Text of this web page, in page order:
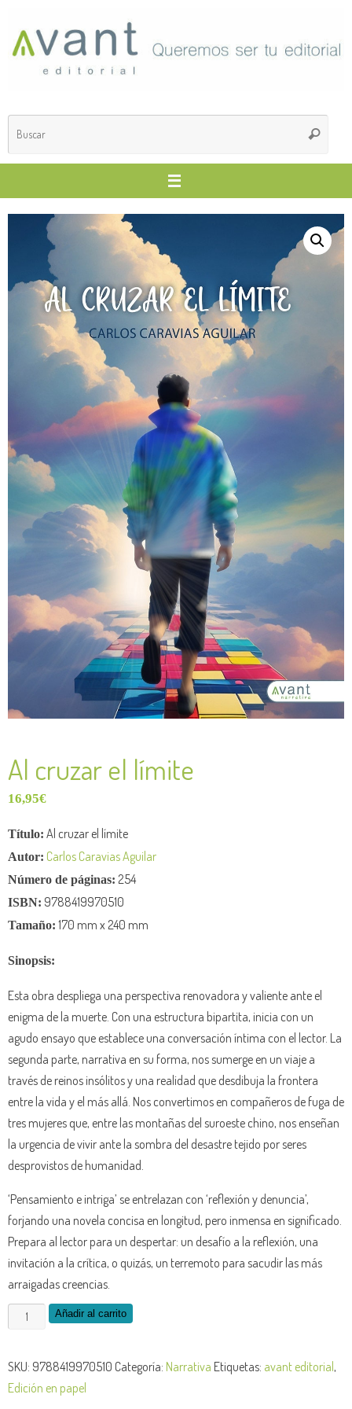
Al cruzar el límite
16,95€
Título: Al cruzar el límite
Autor: Carlos Caravias Aguilar
Número de páginas: 254
ISBN: 9788419970510
Tamaño: 170 mm x 240 mm
Sinopsis:
Esta obra despliega una perspectiva renovadora y valiente ante el
enigma de la muerte. Con una estructura bipartita, inicia con un
agudo ensayo que establece una conversación íntima con el lector. La
segunda parte, narrativa en su forma, nos sumerge en un viaje a
través de reinos insólitos y una realidad que desdibuja la frontera
entre la vida y el más allá. Nos convertimos en compañeros de fuga de
tres mujeres que, entre las montañas del suroeste chino, nos enseñan
la urgencia de vivir ante la sombra del desastre tejido por seres
desprovistos de humanidad.
‘Pensamiento e intriga’ se entrelazan con ‘reflexión y denuncia’,
forjando una novela concisa en longitud, pero inmensa en significado.
Prepara al lector para un despertar: un desafío a la reflexión, una
invitación a la crítica, o quizás, un terremoto para sacudir las más
arraigadas creencias.
Añadir al carrito
SKU: 9788419970510 Categoría: Narrativa Etiquetas: avant editorial,
Edición en papel